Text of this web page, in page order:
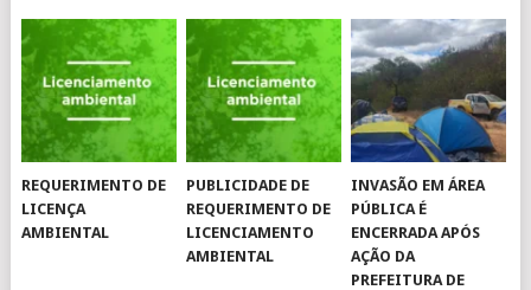
REQUERIMENTO DE
LICENÇA
AMBIENTAL
PUBLICIDADE DE
REQUERIMENTO DE
LICENCIAMENTO
AMBIENTAL
INVASÃO EM ÁREA
PÚBLICA É
ENCERRADA APÓS
AÇÃO DA
PREFEITURA DE